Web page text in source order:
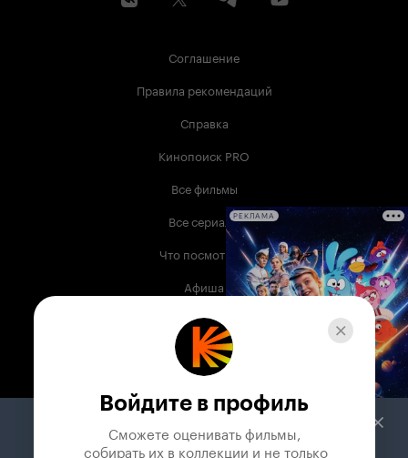
Соглашение
Правила рекомендаций
Справка
Кинопоиск PRO
Все фильмы
Все сериалы
Что посмотреть
Афиша
Музыка
Телепрограмма
Служба поддержки
РЕКЛАМА
Войдите в профиль
Сможете оценивать фильмы,
собирать их в коллекции и не только